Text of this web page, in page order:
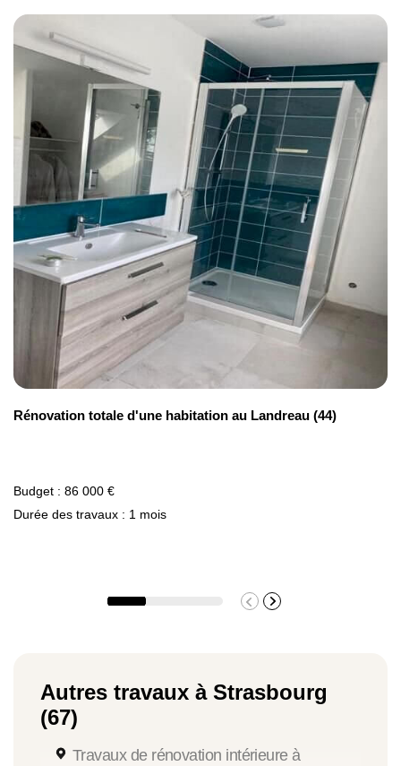
Éclairage d'un placard
300 €
Pose de portes coulissantes
390 €
Rénovation totale d'une habitation au Landreau (44)
Budget : 86 000 €
Durée des travaux : 1 mois
Autres travaux à Strasbourg
(67)
Travaux de rénovation intérieure à